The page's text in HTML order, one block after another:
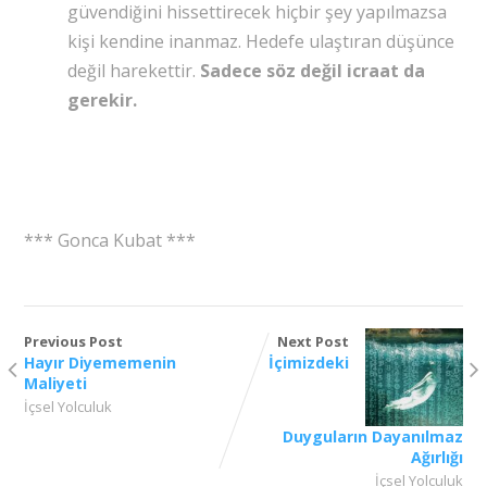
güvendiğini hissettirecek hiçbir şey yapılmazsa
kişi kendine inanmaz. Hedefe ulaştıran düşünce
değil harekettir. Sadece söz değil icraat da
gerekir.
*** Gonca Kubat ***
Previous Post
Hayır Diyememenin
Maliyeti
İçsel Yolculuk
Next Post
İçimizdeki
Duyguların Dayanılmaz
Ağırlığı
İçsel Yolculuk